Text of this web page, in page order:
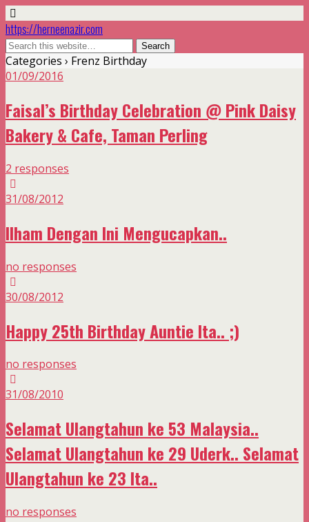
https://herneenazir.com
Categories › Frenz Birthday
01/09/2016
Faisal’s Birthday Celebration @ Pink Daisy
Bakery & Cafe, Taman Perling
2 responses
31/08/2012
Ilham Dengan Ini Mengucapkan..
no responses
30/08/2012
Happy 25th Birthday Auntie Ita.. ;)
no responses
31/08/2010
Selamat Ulangtahun ke 53 Malaysia..
Selamat Ulangtahun ke 29 Uderk.. Selamat
Ulangtahun ke 23 Ita..
no responses